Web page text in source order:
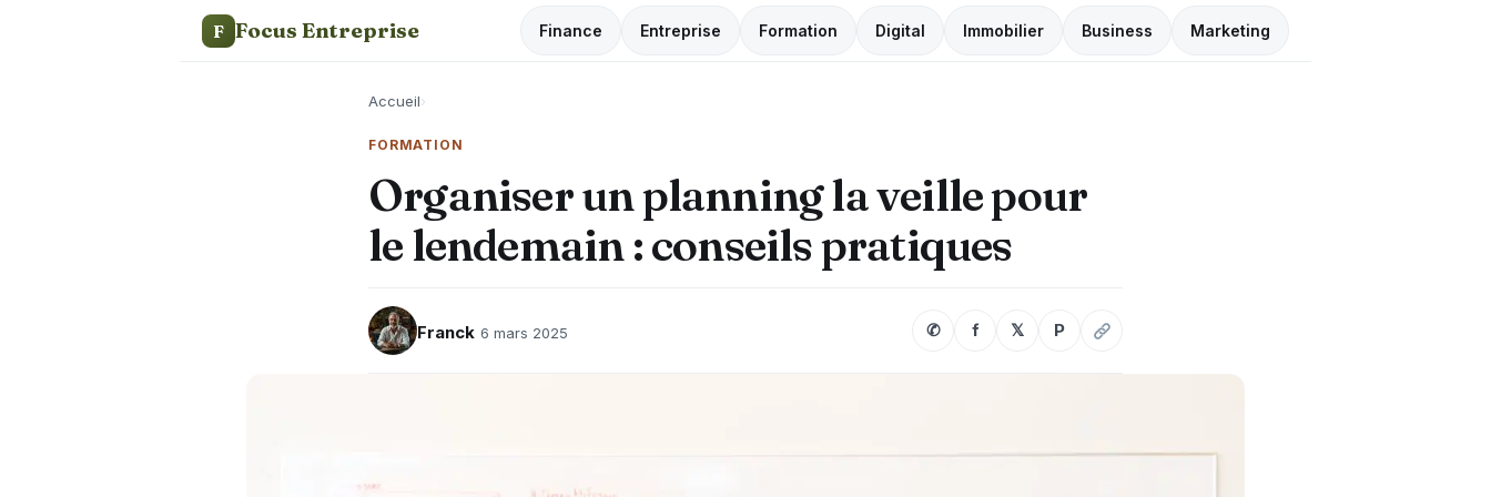
F Focus Entreprise Finance Entreprise Formation Digital Immobilier Business Marketing
Accueil›
FORMATION
Organiser un planning la veille pour
le lendemain : conseils pratiques
Franck 6 mars 2025 ✆ f 𝕏 P